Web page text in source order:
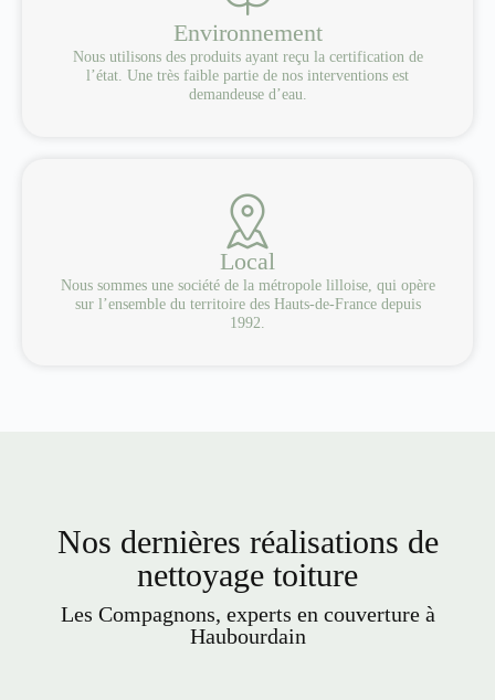
Environnement
Nous utilisons des produits ayant reçu la certification de
l’état. Une très faible partie de nos interventions est
demandeuse d’eau.
Local
Nous sommes une société de la métropole lilloise, qui opère
sur l’ensemble du territoire des Hauts-de-France depuis
1992.
Nos dernières réalisations de
nettoyage toiture
Les Compagnons, experts en couverture à
Haubourdain